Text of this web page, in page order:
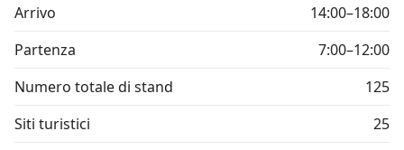
Arrivo
14:00–18:00
Partenza
7:00–12:00
Numero totale di stand
125
Siti turistici
25